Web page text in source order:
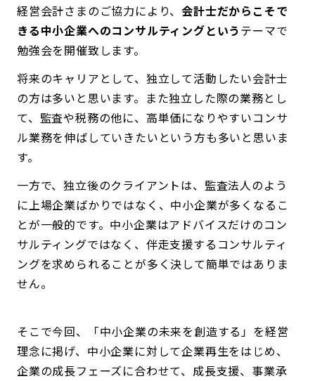
経営会計さまのご協力により、 会計士だからこそで
きる中小企業へのコンサルティングというテーマで
勉強会を開催致します。
将来のキャリアとして、独立して活動したい会計士
の方は多いと思います。また独立した際の業務とし
て、監査や税務の他に、高単価になりやすいコンサ
ル業務を伸ばしていきたいという方も多いと思いま
す。
一方で、独立後のクライアントは、監査法人のよう
に上場企業ばかりではなく、中小企業が多くなるこ
とが一般的です。中小企業はアドバイスだけのコン
サルティングではなく、伴走支援するコンサルティ
ングを求められることが多く決して簡単ではありま
せん。
そこで今回、「中小企業の未来を創造する」を経営
理念に掲げ、中小企業に対して企業再生をはじめ、
企業の成長フェーズに合わせて、成長支援、事業承